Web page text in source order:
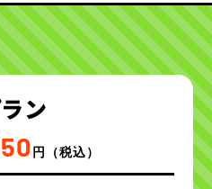
お1人様7,000円〜
ら探す
300
ン
円 （税込）